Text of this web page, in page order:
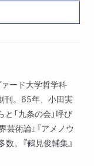
ード大学哲学科
刊。65年、小田実
「九条の会」呼び
芸術論』『アメノウ
。『鶴見俊輔集』